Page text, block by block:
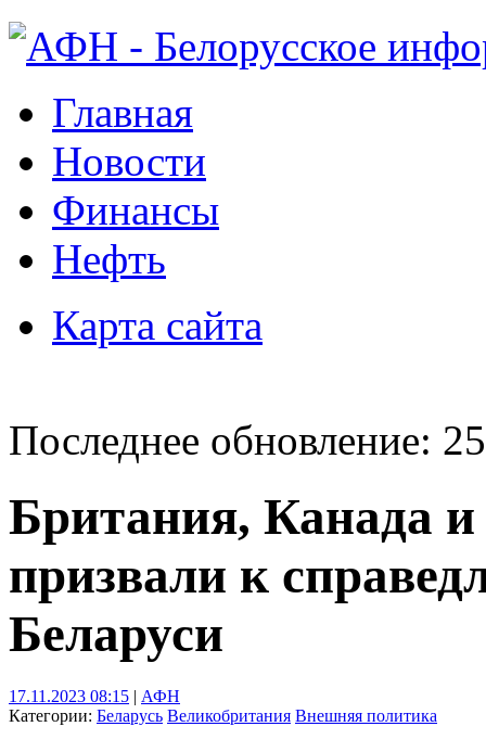
Главная
Новости
Финансы
Нефть
Карта сайта
Последнее обновление:
Британия, Канада
призвали к
Беларуси
17.11.2023 08:15 | АФН
Категории: Беларусь Великобритания Внешняя политика